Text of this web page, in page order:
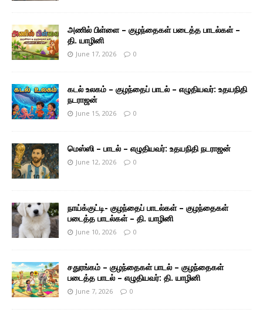
அணில் பிள்ளை – குழந்தைகள் படைத்த பாடல்கள் –
தி. யாழினி
June 17, 2026 0
கடல் உலகம் – குழந்தைப் பாடல் – எழுதியவர்: உதயநிதி
நடராஜன்
June 15, 2026 0
மெஸ்ஸி – பாடல் – எழுதியவர்: உதயநிதி நடராஜன்
June 12, 2026 0
நாய்க்குட்டி- குழந்தைப் பாடல்கள் – குழந்தைகள்
படைத்த பாடல்கள் – தி. யாழினி
June 10, 2026 0
சதுரங்கம் – குழந்தைகள் பாடல் – குழந்தைகள்
படைத்த பாடல் – எழுதியவர்: தி. யாழினி
June 7, 2026 0